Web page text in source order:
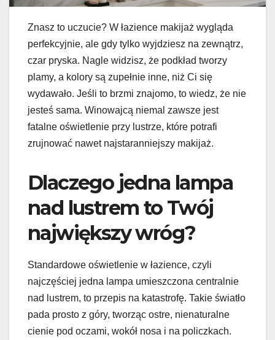
Znasz to uczucie? W łazience makijaż wygląda
perfekcyjnie, ale gdy tylko wyjdziesz na zewnątrz,
czar pryska. Nagle widzisz, że podkład tworzy
plamy, a kolory są zupełnie inne, niż Ci się
wydawało. Jeśli to brzmi znajomo, to wiedz, że nie
jesteś sama. Winowajcą niemal zawsze jest
fatalne oświetlenie przy lustrze, które potrafi
zrujnować nawet najstaranniejszy makijaż.
Dlaczego jedna lampa
nad lustrem to Twój
największy wróg?
Standardowe oświetlenie w łazience, czyli
najczęściej jedna lampa umieszczona centralnie
nad lustrem, to przepis na katastrofę. Takie światło
pada prosto z góry, tworząc ostre, nienaturalne
cienie pod oczami, wokół nosa i na policzkach.